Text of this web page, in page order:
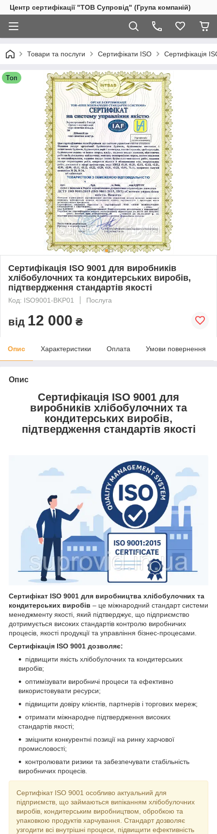
Центр сертифікації "ТОВ Супровід" (Група компаній)
Товари та послуги Сертифікати ISO Сертифікація
Топ
Сертифікація ISO 9001 для виробників
хлібобулочних та кондитерських виробів,
підтвердження стандартів якості
Код: ISO9001-BKP01 Послуга
від 12 000 ₴
Опис Характеристики Оплата Умови повернення
Опис
Сертифікація ISO 9001 для
виробників хлібобулочних та
кондитерських виробів,
підтвердження стандартів якості
Сертифікат ISO 9001 для виробництва хлібобулочних та
кондитерських виробів – це міжнародний стандарт системи
менеджменту якості, який підтверджує, що підприємство
дотримується високих стандартів контролю виробничих
процесів, якості продукції та управління бізнес-процесами.
Сертифікація ISO 9001 дозволяє:
підвищити якість хлібобулочних та кондитерських
виробів;
оптимізувати виробничі процеси та ефективно
використовувати ресурси;
підвищити довіру клієнтів, партнерів і торгових мереж;
отримати міжнародне підтвердження високих
стандартів якості;
зміцнити конкурентні позиції на ринку харчової
промисловості;
контролювати ризики та забезпечувати стабільність
виробничих процесів.
Сертифікат ISO 9001 особливо актуальний для
підприємств, що займаються випіканням хлібобулочних
виробів, кондитерським виробництвом, обробкою та
упаковкою продуктів харчування. Стандарт дозволяє
узгодити всі внутрішні процеси, підвищити ефективність